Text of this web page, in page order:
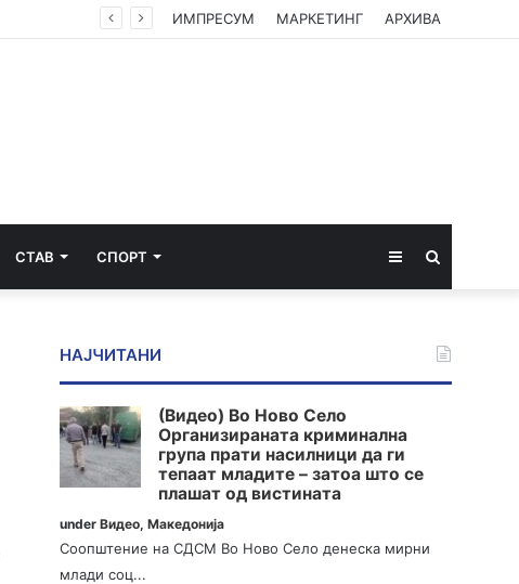
ИМПРЕСУМ МАРКЕТИНГ АРХИВА
СТАВ СПОРТ Sidebar
НАЈЧИТАНИ
(Видео) Во Ново Село
Организираната криминална
група прати насилници да ги
тепаат младите – затоа што се
плашат од вистината
underВидео,Македонија
Соопштение на СДСМ Во Ново Село денеска мирни
млади соц...